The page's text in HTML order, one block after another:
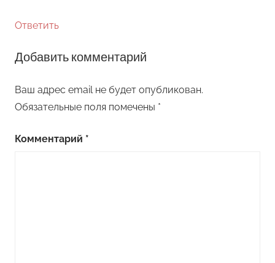
Ответить
Добавить комментарий
Ваш адрес email не будет опубликован.
Обязательные поля помечены *
Комментарий *